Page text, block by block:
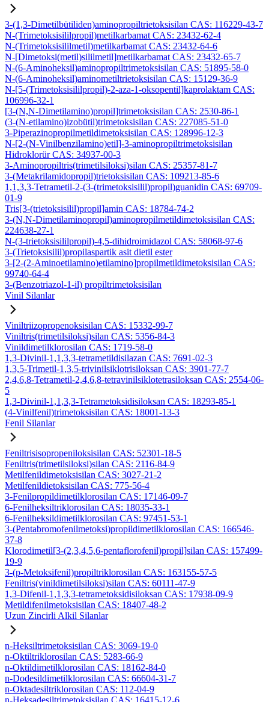
3-(1,3-Dimetilbütiliden)aminopropiltrietoksisilan CAS: 116229-43-7
N-(Trimetoksisililpropil)metilkarbamat CAS: 23432-62-4
N-(Trimetoksisililmetil)metilkarbamat CAS: 23432-64-6
N-[Dimetoksi(metil)sililmetil]metilkarbamat CAS: 23432-65-7
N-(6-Aminoheksil)aminopropiltrimetoksisilan CAS: 51895-58-0
N-(6-Aminoheksil)aminometiltrietoksisilan CAS: 15129-36-9
N-[5-(Trimetoksisililpropil)-2-aza-1-oksopentil]kaprolaktam CAS:
106996-32-1
[3-(N,N-Dimetilamino)propil]trimetoksisilan CAS: 2530-86-1
(3-(N-etilamino)izobütil)trimetoksisilan CAS: 227085-51-0
3-Piperazinopropilmetildimetoksisilan CAS: 128996-12-3
N-[2-(N-Vinilbenzilamino)etil]-3-aminopropiltrimetoksisilan
Hidroklorür CAS: 34937-00-3
3-Aminopropiltris(trimetilsiloksi)silan CAS: 25357-81-7
3-(Metakrilamidopropil)trietoksisilan CAS: 109213-85-6
1,1,3,3-Tetrametil-2-(3-(trimetoksisilil)propil)guanidin CAS: 69709-
01-9
Tris[3-(trietoksisilil)propil]amin CAS: 18784-74-2
3-(N,N-Dimetilaminopropil)aminopropilmetildimetoksisilan CAS:
224638-27-1
N-(3-trietoksisililpropil)-4,5-dihidroimidazol CAS: 58068-97-6
3-(Trietoksisilil)propilaspartik asit dietil ester
3-[2-(2-Aminoetilamino)etilamino]propilmetildimetoksisilan CAS:
99740-64-4
3-(Benzotriazol-1-il) propiltrimetoksisilan
Vinil Silanlar
Viniltriizopropenoksisilan CAS: 15332-99-7
Viniltris(trimetilsiloksi)silan CAS: 5356-84-3
Vinildimetilklorosilan CAS: 1719-58-0
1,3-Divinil-1,1,3,3-tetrametildisilazan CAS: 7691-02-3
1,3,5-Trimetil-1,3,5-trivinilsiklotrisiloksan CAS: 3901-77-7
2,4,6,8-Tetrametil-2,4,6,8-tetravinilsiklotetrasiloksan CAS: 2554-06-
5
1,3-Divinil-1,1,3,3-Tetrametoksidisiloksan CAS: 18293-85-1
(4-Vinilfenil)trimetoksisilan CAS: 18001-13-3
Fenil Silanlar
Feniltrisisopropeniloksisilan CAS: 52301-18-5
Feniltris(trimetilsiloksi)silan CAS: 2116-84-9
Metilfenildimetoksisilan CAS: 3027-21-2
Metilfenildietoksisilan CAS: 775-56-4
3-Fenilpropildimetilklorosilan CAS: 17146-09-7
6-Fenilheksiltriklorosilan CAS: 18035-33-1
6-Fenilheksildimetilklorosilan CAS: 97451-53-1
3-(Pentabromofenilmetoksi)propildimetilklorosilan CAS: 166546-
37-8
Klorodimetil[3-(2,3,4,5,6-pentaflorofenil)propil]silan CAS: 157499-
19-9
3-(p-Metoksifenil)propiltriklorosilan CAS: 163155-57-5
Feniltris(vinildimetilsiloksi)silan CAS: 60111-47-9
1,3-Difenil-1,1,3,3-tetrametoksidisiloksan CAS: 17938-09-9
Metildifenilmetoksisilan CAS: 18407-48-2
Uzun Zincirli Alkil Silanlar
n-Heksiltrimetoksisilan CAS: 3069-19-0
n-Oktiltriklorosilan CAS: 5283-66-9
n-Oktildimetilklorosilan CAS: 18162-84-0
n-Dodesildimetilklorosilan CAS: 66604-31-7
n-Oktadesiltriklorosilan CAS: 112-04-9
n-Heksadesiltrimetoksisilan CAS: 16415-12-6